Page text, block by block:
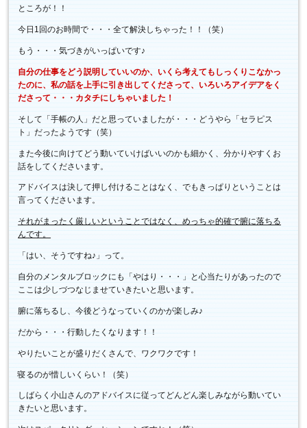
ところが！！
今日1回のお時間で・・・全て解決しちゃった！！（笑）
もう・・・気づきがいっぱいです♪
自分の仕事をどう説明していいのか、いくら考えてもしっくりこなかっ
たのに、私の話を上手に引き出してくださって、いろいろアイデアをく
ださって・・・カタチにしちゃいました！
そして「手帳の人」だと思っていましたが・・・どうやら「セラピス
ト」だったようです（笑）
また今後に向けてどう動いていけばいいのかも細かく、分かりやすくお
話をしてくださいます。
アドバイスは決して押し付けることはなく、でもきっぱりということは
言ってくださいます。
それがまったく厳しいということではなく、めっちゃ的確で腑に落ちる
んです。
「はい、そうですね♪」って。
自分のメンタルブロックにも「やはり・・・」と心当たりがあったので
ここは少しづつなじませていきたいと思います。
腑に落ちるし、今後どうなっていくのかが楽しみ♪
だから・・・行動したくなります！！
やりたいことが盛りだくさんで、ワクワクです！
寝るのが惜しいくらい！（笑）
しばらく小山さんのアドバイスに従ってどんどん楽しみながら動いてい
きたいと思います。